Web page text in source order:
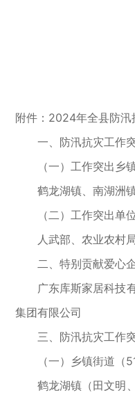
附件： 2024年全县防汛
一、防汛抗灾工作突
（一）工作突出乡镇
鹤龙湖镇、南湖洲镇
（二）工作突出单位
人武部、农业农村局
二、特别贡献爱心企
广东库斯家居科技有
集团有限公司
三、防汛抗灾工作突
（一）乡镇街道（51
鹤龙湖镇（田文明、